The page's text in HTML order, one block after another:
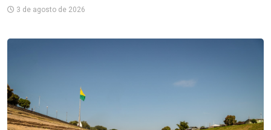
3 de agosto de 2026